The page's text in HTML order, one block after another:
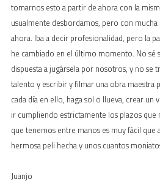
tomarnos esto a partir de ahora con la
usualmente desbordamos, pero con mucha
ahora. Iba a decir profesionalidad, pero la
he cambiado en el último momento. No sé
dispuesta a jugársela por nosotros, y no se
talento y escribir y filmar una obra
cada día en ello, haga sol o llueva, crear
ir cumpliendo estrictamente los plazos
que tenemos entre manos es muy fácil que
hermosa peli hecha y unos cuantos
Juanjo